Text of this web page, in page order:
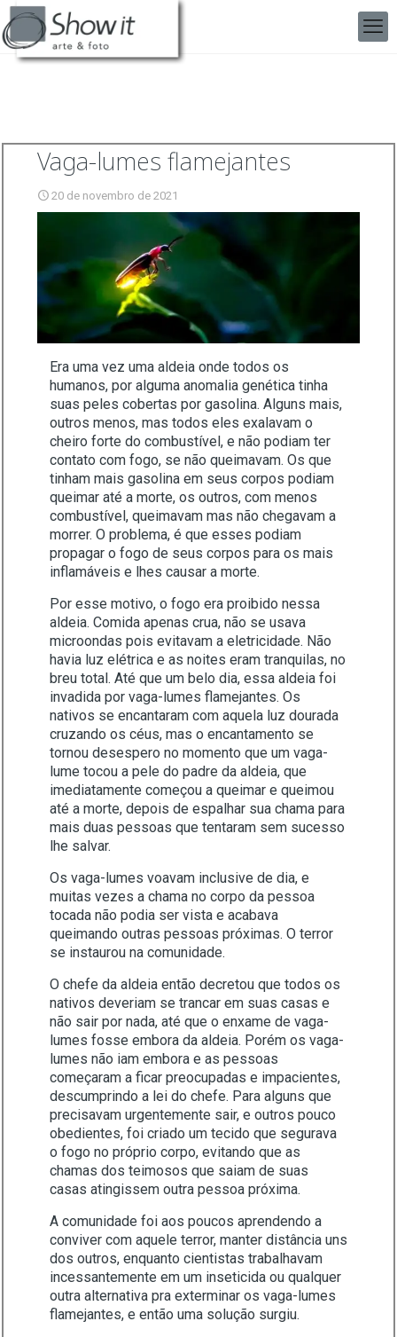
Vaga-lumes flamejantes
20 de novembro de 2021
Era uma vez uma aldeia onde todos os
humanos, por alguma anomalia genética tinha
suas peles cobertas por gasolina. Alguns mais,
outros menos, mas todos eles exalavam o
cheiro forte do combustível, e não podiam ter
contato com fogo, se não queimavam. Os que
tinham mais gasolina em seus corpos podiam
queimar até a morte, os outros, com menos
combustível, queimavam mas não chegavam a
morrer. O problema, é que esses podiam
propagar o fogo de seus corpos para os mais
inflamáveis e lhes causar a morte.
Por esse motivo, o fogo era proibido nessa
aldeia. Comida apenas crua, não se usava
microondas pois evitavam a eletricidade. Não
havia luz elétrica e as noites eram tranquilas, no
breu total. Até que um belo dia, essa aldeia foi
invadida por vaga-lumes flamejantes. Os
nativos se encantaram com aquela luz dourada
cruzando os céus, mas o encantamento se
tornou desespero no momento que um vaga-
lume tocou a pele do padre da aldeia, que
imediatamente começou a queimar e queimou
até a morte, depois de espalhar sua chama para
mais duas pessoas que tentaram sem sucesso
lhe salvar.
Os vaga-lumes voavam inclusive de dia, e
muitas vezes a chama no corpo da pessoa
tocada não podia ser vista e acabava
queimando outras pessoas próximas. O terror
se instaurou na comunidade.
O chefe da aldeia então decretou que todos os
nativos deveriam se trancar em suas casas e
não sair por nada, até que o enxame de vaga-
lumes fosse embora da aldeia. Porém os vaga-
lumes não iam embora e as pessoas
começaram a ficar preocupadas e impacientes,
descumprindo a lei do chefe. Para alguns que
precisavam urgentemente sair, e outros pouco
obedientes, foi criado um tecido que segurava
o fogo no próprio corpo, evitando que as
chamas dos teimosos que saiam de suas
casas atingissem outra pessoa próxima.
A comunidade foi aos poucos aprendendo a
conviver com aquele terror, manter distância uns
dos outros, enquanto cientistas trabalhavam
incessantemente em um inseticida ou qualquer
outra alternativa pra exterminar os vaga-lumes
flamejantes, e então uma solução surgiu.